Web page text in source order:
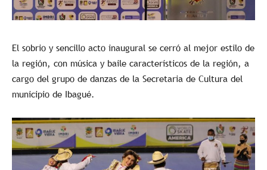
El sobrio y sencillo acto inaugural se cerró al mejor estilo de
la región, con música y baile característicos de la región, a
cargo del grupo de danzas de la Secretaria de Cultura del
municipio de Ibagué.